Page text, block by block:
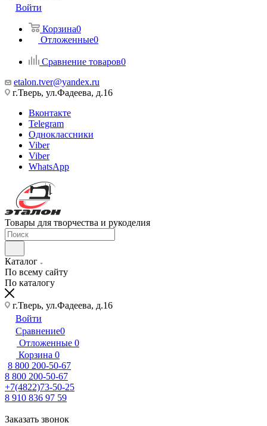
Войти
Корзина0
Отложенные0
Сравнение товаров0
etalon.tver@yandex.ru
г.Тверь, ул.Фадеева, д.16
Вконтакте
Telegram
Одноклассники
Viber
Viber
WhatsApp
Товары для творчества и рукоделия
Каталог
По всему сайту
По каталогу
г.Тверь, ул.Фадеева, д.16
Войти
Сравнение0
Отложенные 0
Корзина 0
8 800 200-50-67
8 800 200-50-67
+7(4822)73-50-25
8 910 836 97 59
Заказать звонок